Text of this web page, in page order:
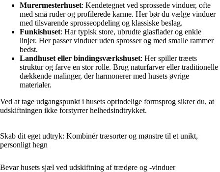
Murermesterhuset: Kendetegnet ved sprossede vinduer, ofte
med små ruder og profilerede karme. Her bør du vælge vinduer
med tilsvarende sprosseopdeling og klassiske beslag.
Funkishuset: Har typisk store, ubrudte glasflader og enkle
linjer. Her passer vinduer uden sprosser og med smalle rammer
bedst.
Landhuset eller bindingsværkshuset: Her spiller træets
struktur og farve en stor rolle. Brug naturfarver eller traditionelle
dækkende malinger, der harmonerer med husets øvrige
materialer.
Ved at tage udgangspunkt i husets oprindelige formsprog sikrer du, at
udskiftningen ikke forstyrrer helhedsindtrykket.
Skab dit eget udtryk: Kombinér træsorter og mønstre til et unikt,
personligt hegn
Bevar husets sjæl ved udskiftning af trædøre og -vinduer